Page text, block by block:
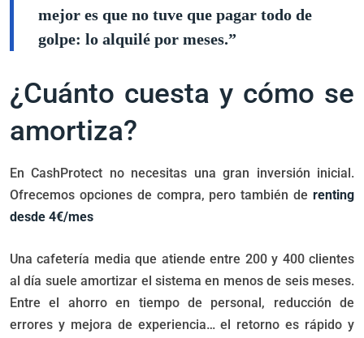
mejor es que no tuve que pagar todo de
golpe: lo alquilé por meses.”
¿Cuánto cuesta y cómo se
amortiza?
En CashProtect no necesitas una gran inversión inicial.
Ofrecemos opciones de compra, pero también de renting
desde 4€/mes
Una cafetería media que atiende entre 200 y 400 clientes
al día suele amortizar el sistema en menos de seis meses.
Entre el ahorro en tiempo de personal, reducción de
errores y mejora de experiencia… el retorno es rápido y